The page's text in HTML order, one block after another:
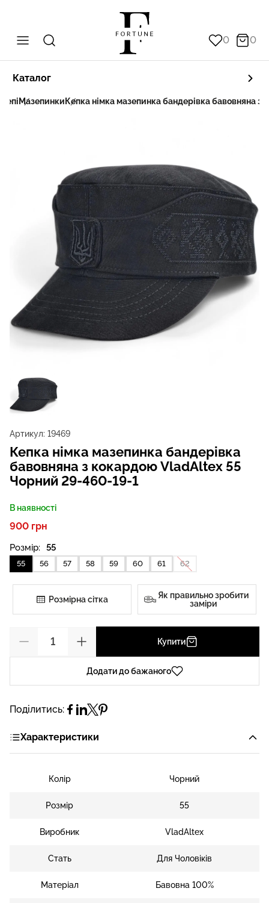
0 0
Каталог
Мазепинки Кепка німка мазепинка бандерівка бавовняна
Артикул: 19469
Кепка німка мазепинка бандерівка
бавовняна з кокардою VladAltex 55
Чорний 29-460-19-1
В наявності
900 грн
Розмір: 55
55 56 57 58 59 60 61 62
Розмірна сітка
Як правильно зробити
заміри
Купити
Додати до бажаного
Поділитись:
Характеристики
Колір Чорний
Розмір 55
Виробник VladAltex
Стать Для Чоловіків
Матеріал Бавовна 100%